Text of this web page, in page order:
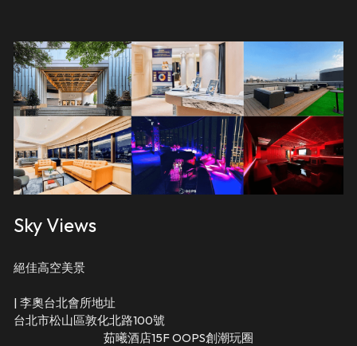
Sky Views
絕佳高空美景
| 李奧台北會所地址
台北市松山區敦化北路100號
茹曦酒店15F OOPS創潮玩圈